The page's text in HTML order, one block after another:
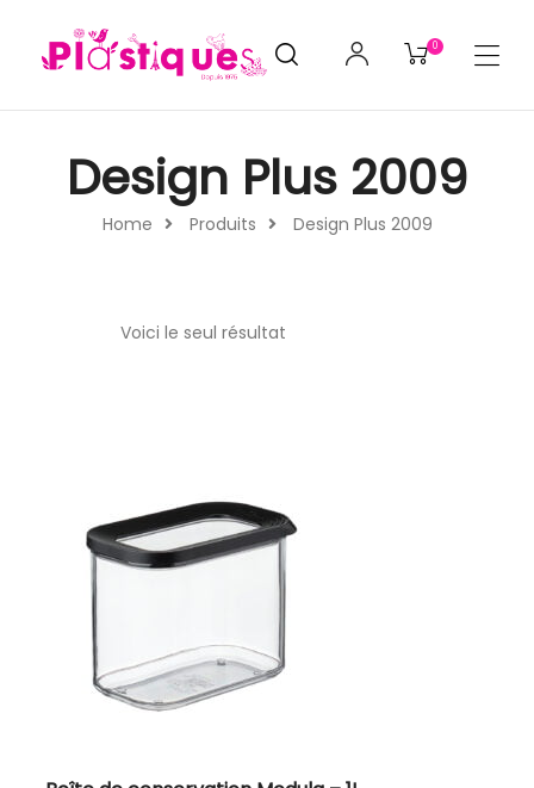
0
Home Produits Design Plus 2009
Design Plus 2009
Voici le seul résultat